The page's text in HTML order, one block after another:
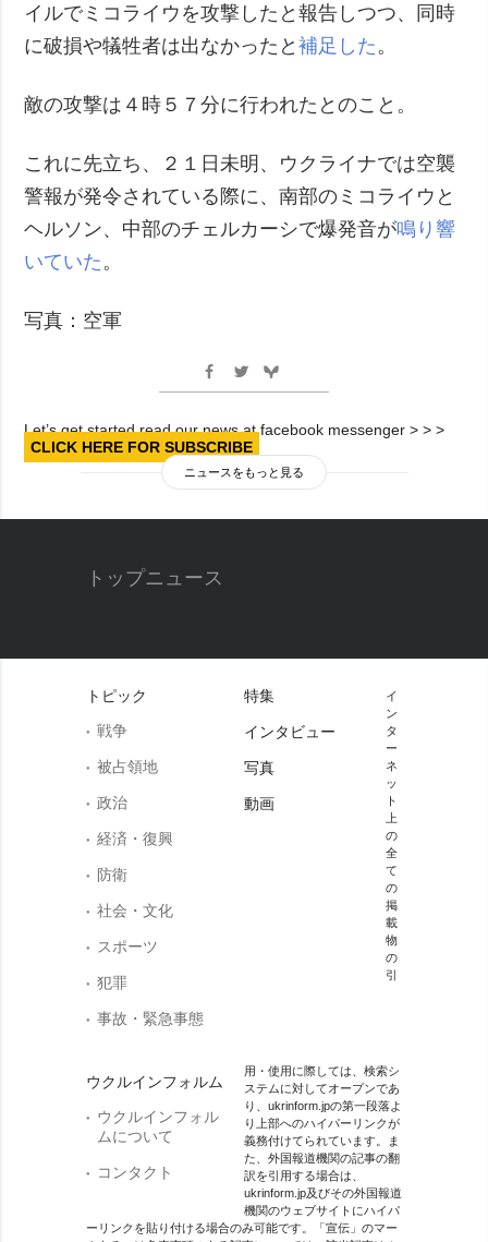
イルでミコライウを攻撃したと報告しつつ、同時
に破損や犠牲者は出なかったと補足した 。
敵の攻撃は４時５７分に行われたとのこと。
これに先立ち、２１日未明、ウクライナでは空襲
警報が発令されている際に、南部のミコライウと
ヘルソン、中部のチェルカーシで爆発音が鳴り響
いていた 。
写真：空軍
Let’s get started read our news at facebook messenger > > >
CLICK HERE FOR SUBSCRIBE
ニュースをもっと見る
トップニュース
トピック
戦争
被占領地
政治
経済・復興
防衛
社会・文化
スポーツ
犯罪
事故・緊急事態
ウクルインフォルム
ウクルインフォル
ムについて
コンタクト
特集
インタビュー
写真
動画
イ
ン
タ
ー
ネ
ッ
ト
上
の
全
て
の
掲
載
物
の
引
用・使用に際しては、検索シ
ステムに対してオープンであ
り、ukrinform.jpの第一段落よ
り上部へのハイパーリンクが
義務付けてられています。ま
た、外国報道機関の記事の翻
訳を引用する場合は、
ukrinform.jp及びその外国報道
機関のウェブサイトにハイパ
ーリンクを貼り付ける場合のみ可能です。「宣伝」のマー